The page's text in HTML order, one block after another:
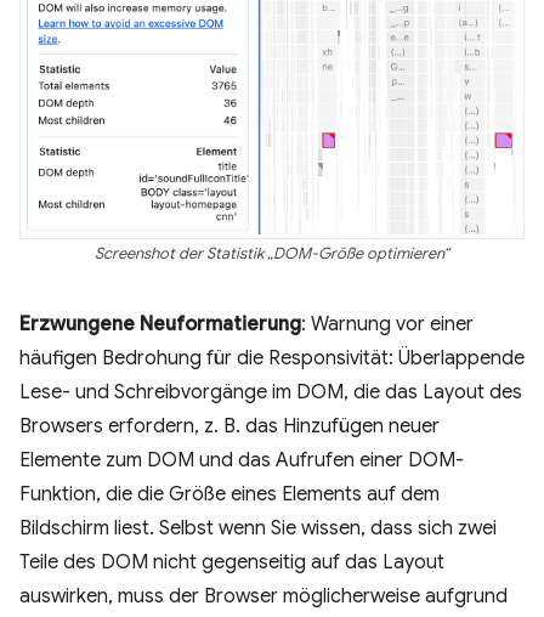
Screenshot der Statistik „DOM-Größe optimieren“
Erzwungene Neuformatierung: Warnung vor einer
häufigen Bedrohung für die Responsivität: Überlappende
Lese- und Schreibvorgänge im DOM, die das Layout des
Browsers erfordern, z. B. das Hinzufügen neuer
Elemente zum DOM und das Aufrufen einer DOM-
Funktion, die die Größe eines Elements auf dem
Bildschirm liest. Selbst wenn Sie wissen, dass sich zwei
Teile des DOM nicht gegenseitig auf das Layout
auswirken, muss der Browser möglicherweise aufgrund